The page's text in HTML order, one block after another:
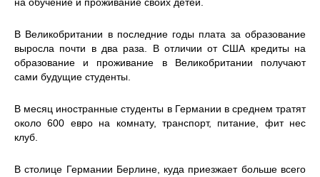
В Великобритании в последние годы плата за образование
выросла почти в два раза. В отличии от США кредиты на
образование и проживание в Великобритании получают
сами будущие студенты.
В месяц иностранные студенты в Германии в среднем тратят
около 600 евро на комнату, транспорт, питание, фит нес
клуб.
В столице Германии Берлине, куда приезжает больше всего